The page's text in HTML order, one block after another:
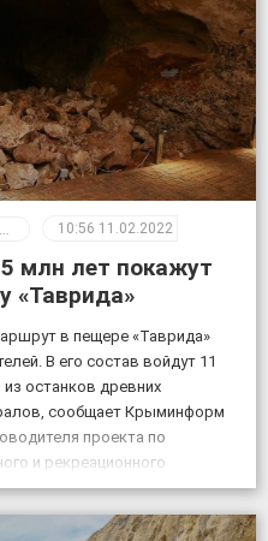
10:56 11.02.2022
млн лет покажут
«Таврида»
в пещере «Таврида»
В его состав войдут 11
останков древних
сообщает Крыминформ
проекта по
и рекреационного
старшего преподавателя
Геннадия Самохина. «На